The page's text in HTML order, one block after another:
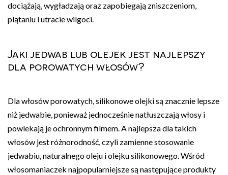
dociążają, wygładzają oraz zapobiegają zniszczeniom,
plątaniu i utracie wilgoci.
Jaki jedwab lub olejek jest najlepszy
dla porowatych włosów?
Dla włosów porowatych, silikonowe olejki są znacznie lepsze
niż jedwabie, ponieważ jednocześnie natłuszczają włosy i
powlekają je ochronnym filmem. A najlepsza dla takich
włosów jest różnorodność, czyli zamienne stosowanie
jedwabiu, naturalnego oleju i olejku silikonowego. Wśród
włosomaniaczek najpopularniejsze są następujące produkty